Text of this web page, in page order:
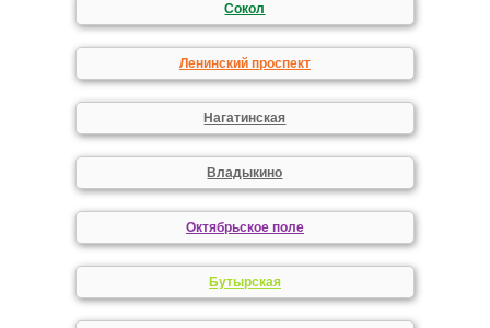
Сокол
Ленинский проспект
Нагатинская
Владыкино
Октябрьское поле
Бутырская